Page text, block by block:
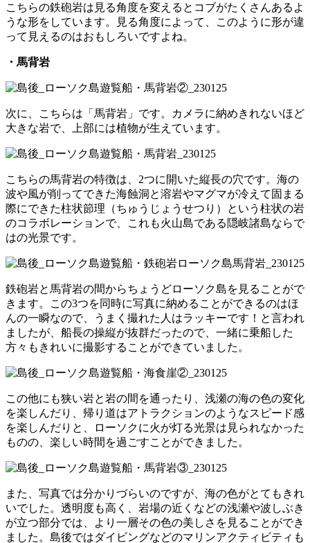
こちらの鉄砲岩は見る角度を変えるとコブがたくさんあるよ
うな形をしています。見る角度によって、このように形が違
って見えるのはおもしろいですよね。
・馬背岩
次に、こちらは「馬背岩」です。カメラに納めきれないほど
大きな岩で、上部には植物が生えています。
こちらの馬背岩の特徴は、2つに開いた縦長の穴です。海の
波や風が削ってできた海蝕洞と溶岩やマグマが冷えて固まる
際にできた柱状節理（ちゅうじょうせつり）という柱状の岩
のコラボレーションで、これも火山島である隠岐諸島ならで
はの光景です。
鉄砲岩と馬背岩の間からちょうどローソク島を見ることがで
きます。この3つを同時に写真に納めることができるのはほ
んの一瞬なので、うまく撮れた人はラッキーです！と言われ
ましたが、船長の操縦が抜群だったので、一緒に乗船した
方々もきれいに撮影することができていました。
この他にも狭い岩と岩の間を通ったり、浅瀬の海の色の変化
を楽しんだり、帰り道はアトラクションのようなスピード感
を楽しんだりと、ローソクに火が灯る光景は見られなかった
ものの、楽しい時間を過ごすことができました。
また、写真では分かりづらいのですが、海の色がとてもきれ
いでした。透明度も高く、岩場の近くなどの浅瀬や波しぶき
が立つ部分では、より一層その色の美しさを見ることができ
ました。島後ではダイビングなどのマリンアクティビティも